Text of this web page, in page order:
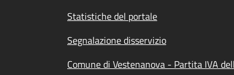
Statistiche del portale
Segnalazione disservizio
Comune di Vestenanova - Partita IVA